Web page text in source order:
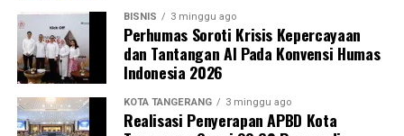
BISNIS 3 minggu ago
Perhumas Soroti Krisis Kepercayaan
dan Tantangan AI Pada Konvensi Humas
Indonesia 2026
KOTA TANGERANG 3 minggu ago
Realisasi Penyerapan APBD Kota